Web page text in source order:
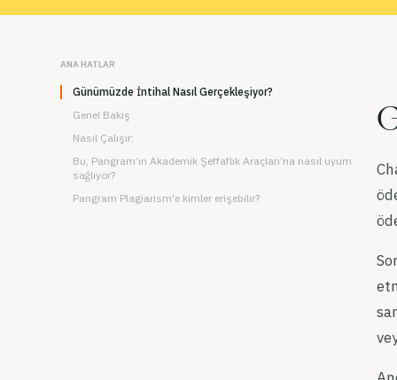
ANA HATLAR
Günümüzde İntihal Nasıl Gerçekleşiyor?
Genel Bakış
Nasıl Çalışır:
Bu, Pangram’ın Akademik Şeffaflık Araçları’na nasıl uyum
sağlıyor?
Pangram Plagiarism'e kimler erişebilir?